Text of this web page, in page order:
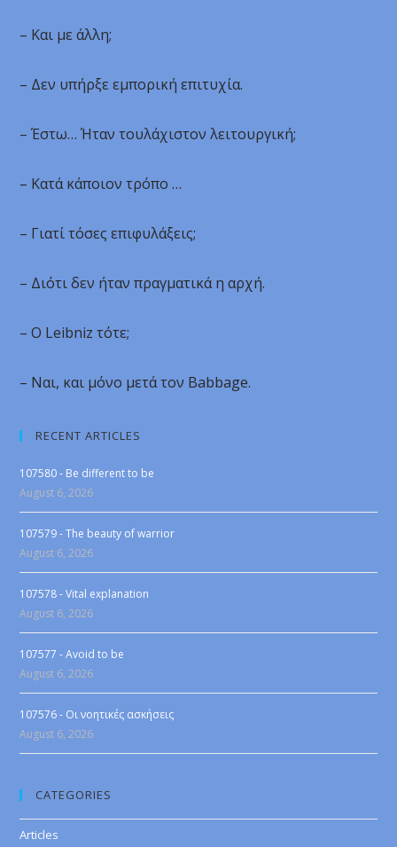
– Και με άλλη;
– Δεν υπήρξε εμπορική επιτυχία.
– Έστω… Ήταν τουλάχιστον λειτουργική;
– Κατά κάποιον τρόπο …
– Γιατί τόσες επιφυλάξεις;
– Διότι δεν ήταν πραγματικά η αρχή.
– Ο Leibniz τότε;
– Ναι, και μόνο μετά τον Babbage.
RECENT ARTICLES
107580 - Be different to be
August 6, 2026
107579 - The beauty of warrior
August 6, 2026
107578 - Vital explanation
August 6, 2026
107577 - Avoid to be
August 6, 2026
107576 - Οι νοητικές ασκήσεις
August 6, 2026
CATEGORIES
Articles